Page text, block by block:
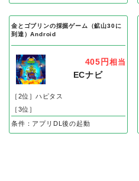
金とゴブリンの採掘ゲーム（鉱山30に
到達）Android
405円 相当
ECナビ
［2位］ハピタス
［3位］
条件：アプリDL後の起動